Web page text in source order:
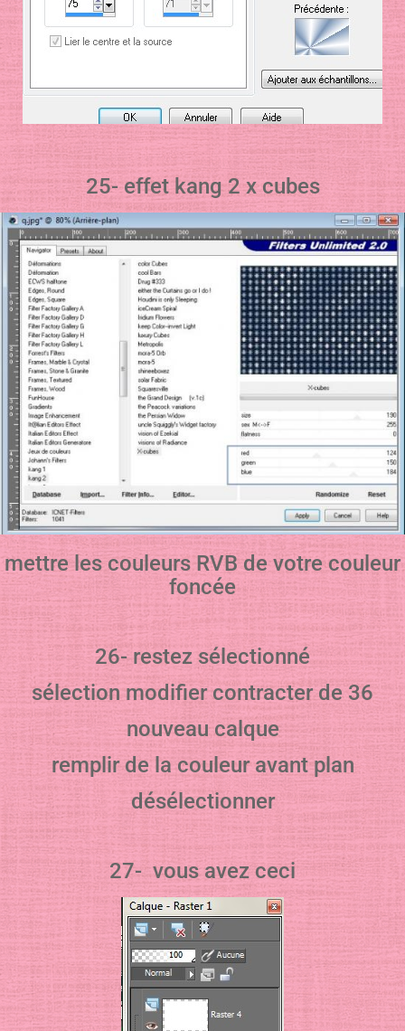
25- effet kang 2 x cubes
mettre les couleurs RVB de votre couleur
foncée
26- restez sélectionné
sélection modifier contracter de 36
nouveau calque
remplir de la couleur avant plan
désélectionner
27- vous avez ceci